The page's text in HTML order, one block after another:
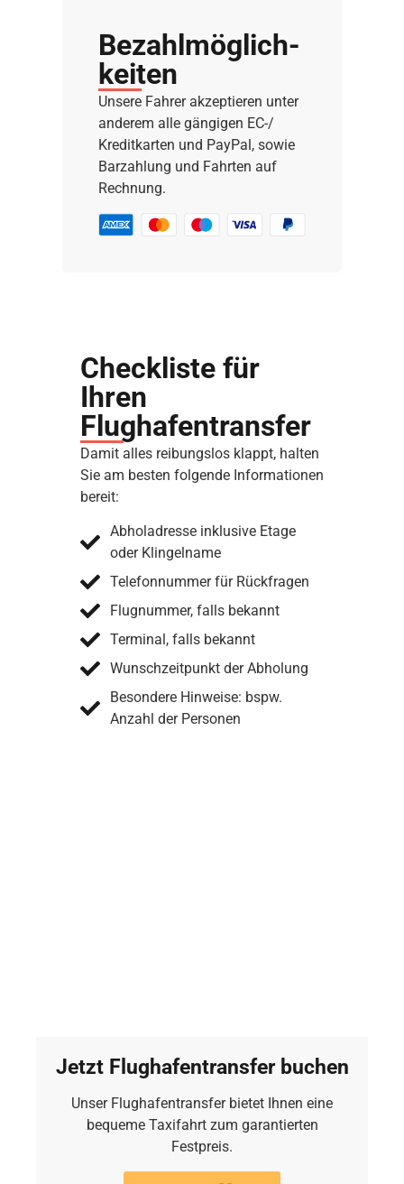
Bezahl­möglich­
keiten
Unsere Fahrer akzeptieren unter
anderem alle gängigen EC-/
Kreditkarten und PayPal, sowie
Barzahlung und Fahrten auf
Rechnung.
Checkliste für
Ihren
Flughafentransfer
Damit alles reibungslos klappt, halten
Sie am besten folgende Informationen
bereit:
Abholadresse inklusive Etage
oder Klingelname
Telefonnummer für Rückfragen
Flugnummer, falls bekannt
Terminal, falls bekannt
Wunschzeitpunkt der Abholung
Besondere Hinweise: bspw.
Anzahl der Personen
Jetzt Flughafentransfer buchen
Unser Flughafentransfer bietet Ihnen eine
bequeme Taxifahrt zum garantierten
Festpreis.